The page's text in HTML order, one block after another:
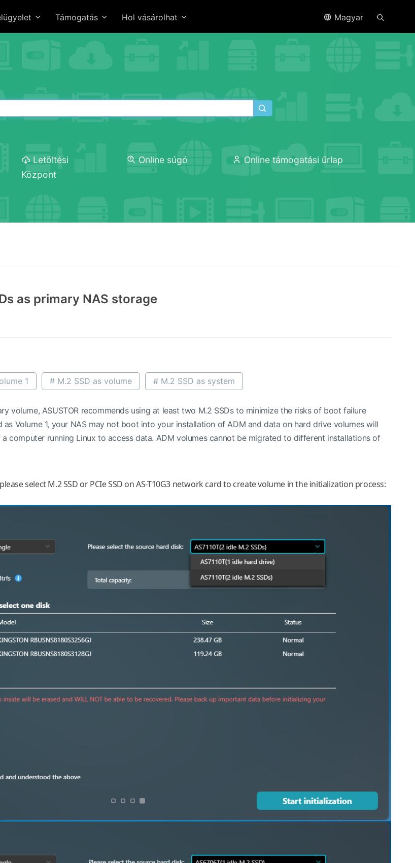
Támogatás Hol vásárolhat Magyar
Letöltési
Központ
Online súgó Online támogatási űrlap
as primary NAS storage
1 # M.2 SSD as volume # M.2 SSD as system
volume, ASUSTOR recommends using at least two M.2 SSDs to minimize the risks of boot failure
as Volume 1, your NAS may not boot into your installation of ADM and data on hard drive volumes will
computer running Linux to access data. ADM volumes cannot be migrated to different installations of
select M.2 SSD or PCIe SSD on AS-T10G3 network card to create volume in the initialization process: